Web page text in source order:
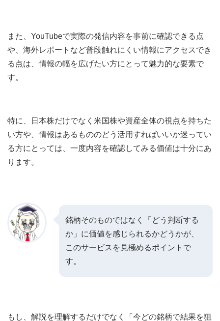
また、YouTubeで実際の発信内容を事前に確認できる点
や、海外レポートなど普段触れにくい情報にアクセスでき
る点は、情報の幅を広げたい方にとって魅力的な要素で
す。
特に、日本株だけでなく米国株や資産全体の視点を持ちた
い方や、情報はあるもののどう活用すればいいか迷ってい
る方にとっては、一度内容を確認してみる価値は十分にあ
ります。
銘柄そのものではなく「どう判断する
か」に価値を感じられるかどうかが、
このサービスを見極めるポイントで
す。
もし、解説を理解するだけでなく「今どの銘柄で結果を狙